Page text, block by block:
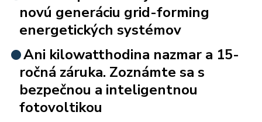
novú generáciu grid-forming
energetických systémov
Ani kilowatthodina nazmar a 15-
ročná záruka. Zoznámte sa s
bezpečnou a inteligentnou
fotovoltikou